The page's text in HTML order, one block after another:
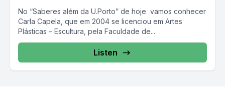
No “Saberes além da U.Porto” de hoje vamos conhecer
Carla Capela, que em 2004 se licenciou em Artes
Plásticas – Escultura, pela Faculdade de...
Listen